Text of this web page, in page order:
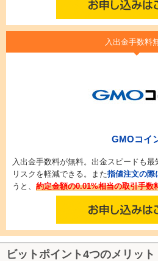
入出金手数料
GMOコイ
入出金手数料が無料。出金スピードも
リスクを軽減できる。また指値注文の
うと、 約定金額の0.01%相当の取引手数
ビットポイント4つのメリット